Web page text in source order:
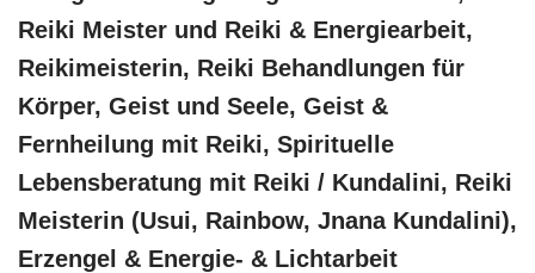
Reiki Meister und Reiki & Energiearbeit,
Reikimeisterin, Reiki Behandlungen für
Körper, Geist und Seele, Geist &
Fernheilung mit Reiki, Spirituelle
Lebensberatung mit Reiki / Kundalini, Reiki
Meisterin (Usui, Rainbow, Jnana Kundalini),
Erzengel & Energie- & Lichtarbeit